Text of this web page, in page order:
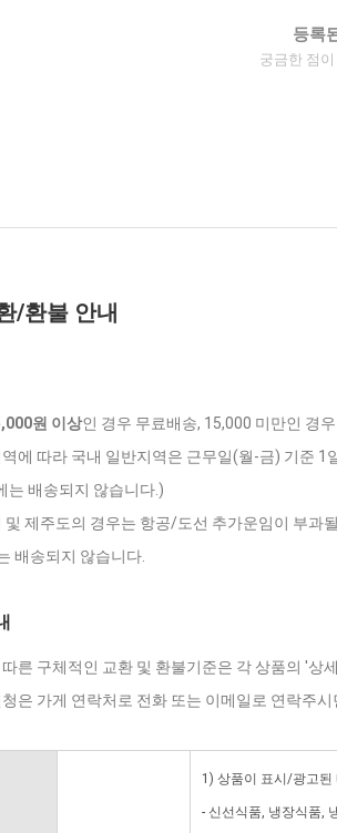
등록
궁금한 점
/환불 안내
원 이상인 경우 무료배송, 15,000 미만인 경
에 따라 국내 일반지역은 근무일(월-금) 기준
는 배송되지 않습니다.)
및 제주도의 경우는 항공/도선 추가운임이 부과
배송되지 않습니다.
른 구체적인 교환 및 환불기준은 각 상품의 '상
은 가게 연락처로 전화 또는 이메일로 연락주
1) 상품이 표시/광고된
- 신선식품, 냉장식품,